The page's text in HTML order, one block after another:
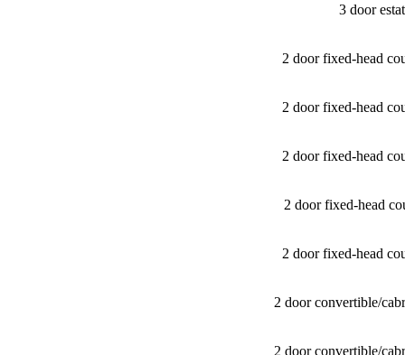
3 door
2 door fixed-head
2 door fixed-head
2 door fixed-head
2 door fixed-head
2 door fixed-head
2 door convertible/​
2 door convertible/​